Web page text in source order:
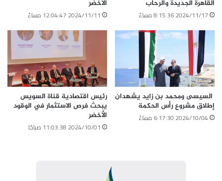
القاهرة الجديدة والرحاب
2024/11/17 8:15:36 مساءً
الاخضر
2024/11/11 12:04:47 مساءً
السيسى ومحمد بن زايد يشهدان
إطلاق مشروع رأس الحكمة
2024/10/04 6:17:30 مساءً
رئيس اقتصادية قناة السويس
يبحث فرص الاستثمار في الوقود
الأخضر
2024/10/01 11:03:38 صباحًا